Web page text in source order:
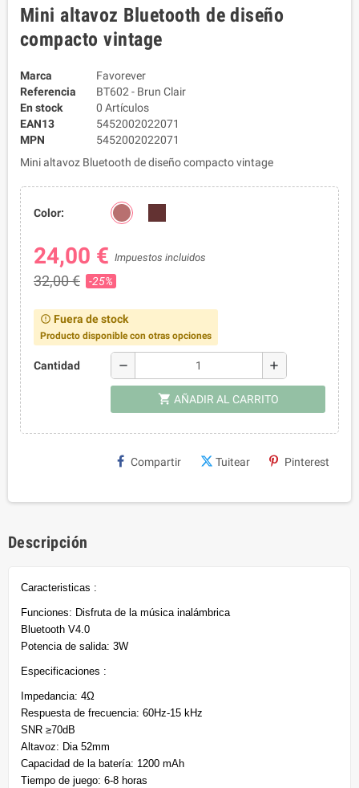
Mini altavoz Bluetooth de diseño
compacto vintage
Marca
Favorever
Referencia
BT602 - Brun Clair
En stock
0 Artículos
EAN13
5452002022071
MPN
5452002022071
Mini altavoz Bluetooth de diseño compacto vintage
Color:
24,00 € Impuestos incluidos
32,00 € -25%
error_outline Fuera de stock
Producto disponible con otras opciones
Cantidad remove add
shopping_cart AÑADIR AL CARRITO
Compartir Tuitear Pinterest
Descripción
Caracteristicas :
Funciones: Disfruta de la música inalámbrica
Bluetooth V4.0
Potencia de salida: 3W
Especificaciones :
Impedancia: 4Ω
Respuesta de frecuencia: 60Hz-15 kHz
SNR ≥70dB
Altavoz: Dia 52mm
Capacidad de la batería: 1200 mAh
Tiempo de juego: 6-8 horas